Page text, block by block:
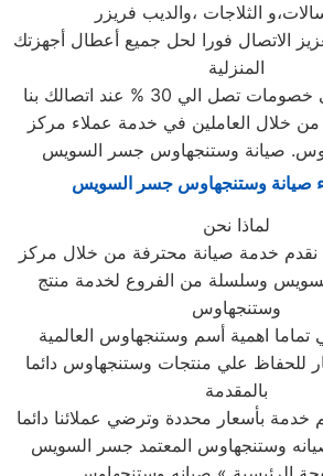
الثلاجات ،والديب فريزر
الاتصال فورا لحل جميع أعطال أجهزتك
المنزلية
الي 30 % عند اتصالك بنا
من خلال العاملين في خدمة عملاء مركز
صيانة وستنجهاوس جسر السويس
صيانة وستنجهاوس جسر السويس
لماذا نحن
نقدم خدمة صيانة محترفة من خلال مركز
وسلسلة من الفروع لخدمة منتج
وستنجهاوس
اهمية أسم وستنجهاوس العالمية
للحفاظ علي منتجات وستنجهاوس دائما
بالمقدمة
وستنجهاوس المعتمد جسر السويس